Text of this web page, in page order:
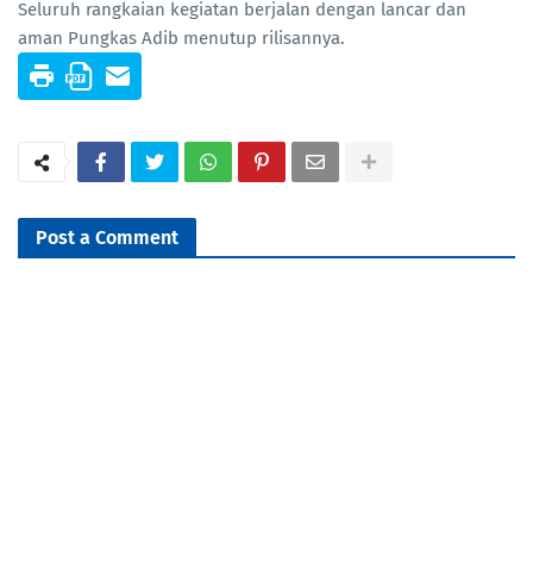
Seluruh rangkaian kegiatan berjalan dengan lancar dan
aman Pungkas Adib menutup rilisannya.
Post a Comment